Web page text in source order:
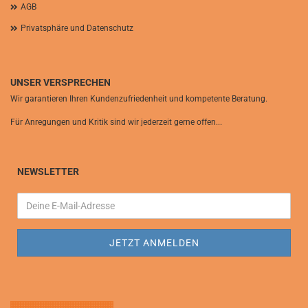
AGB
Privatsphäre und Datenschutz
UNSER VERSPRECHEN
Wir garantieren Ihren Kundenzufriedenheit und kompetente Beratung.
Für Anregungen und Kritik sind wir jederzeit gerne offen...
NEWSLETTER